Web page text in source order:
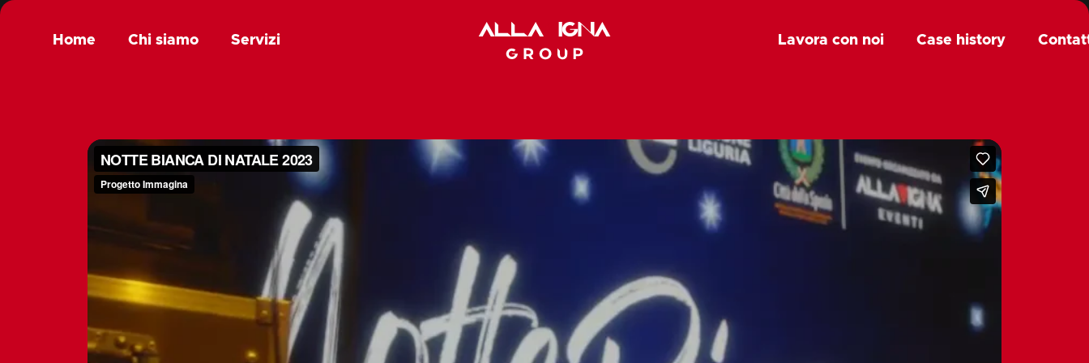
Home Chi siamo Servizi Lavora con noi Case history